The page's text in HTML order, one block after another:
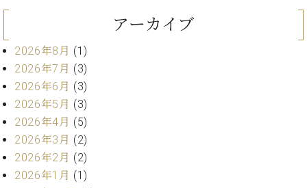
ュ
タ
イ
ン
コ
ン
サ
ト
ア
入
音
楽
教
室
ご
ク
楽
教
室
長
ご
挨
拶
展
情
アーカイブ
2026年8月 (1)
2026年7月 (3)
2026年6月 (3)
2026年5月 (3)
2026年4月 (5)
2026年3月 (2)
2026年2月 (2)
2026年1月 (1)